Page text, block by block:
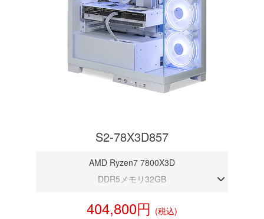
S2-78X3D857
AMD Ryzen7 7800X3D
DDR5メモリ32GB
NVMeSSD 1TB
404,800円 (税込)